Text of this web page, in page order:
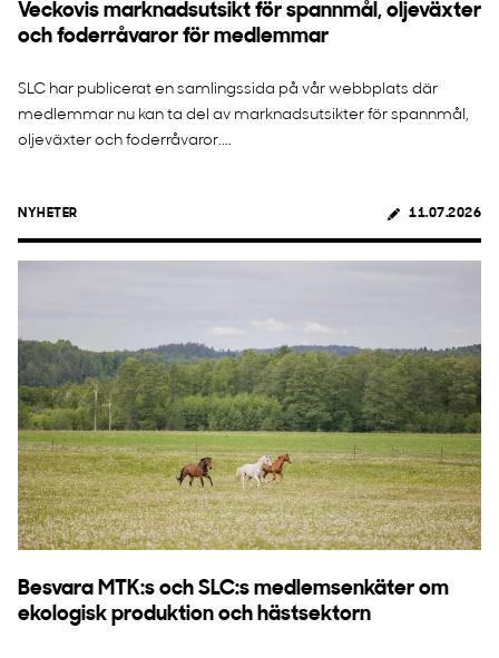
Veckovis marknadsutsikt för spannmål, oljeväxter
och foderråvaror för medlemmar
SLC har publicerat en samlingssida på vår webbplats där
medlemmar nu kan ta del av marknadsutsikter för spannmål,
oljeväxter och foderråvaror....
NYHETER 11.07.2026
Besvara MTK:s och SLC:s medlemsenkäter om
ekologisk produktion och hästsektorn